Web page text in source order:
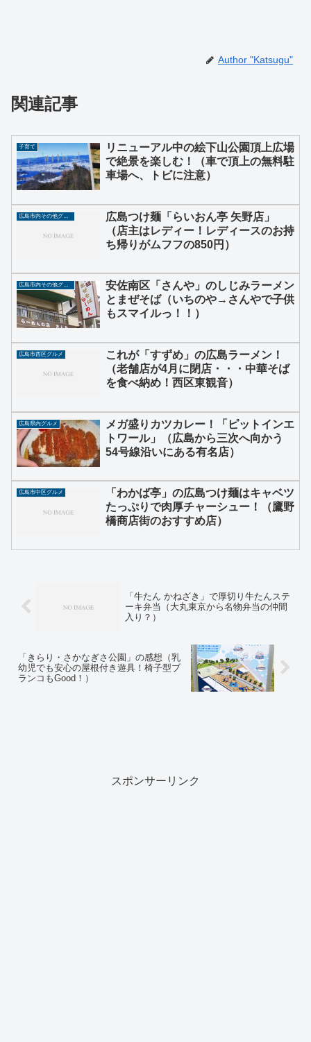
Author "Katsugu"
関連記事
子育て
リニューアル中の絵下山公園頂上広場
で絶景を楽しむ！（車で頂上の無料駐
車場へ、トビに注意）
広島つけ麺「らいおん亭 矢野店」
（店主はレディー！レディースのお持
ち帰りがムフフの850円）
広島市内その他グルメ
安佐南区「さんや」のしじみラーメン
とまぜそば（いちのや→さんやで子供
もスマイルっ！！）
広島市西区グルメ
これが「すずめ」の広島ラーメン！
（老舗店が4月に閉店・・・中華そば
を食べ納め！西区東観音）
広島県内グルメ
メガ盛りカツカレー！「ピットインエ
トワール」（広島から三次へ向かう
54号線沿いにある有名店）
広島市中区グルメ
「わかば亭」の広島つけ麺はキャベツ
たっぷりで肉厚チャーシュー！（鷹野
橋商店街のおすすめ店）
「牛たん かねざき」で厚切り牛たんステ
ーキ弁当（大丸東京から名物弁当の仲間
入り？）
「きらり・さかなぎさ公園」の感想（乳
幼児でも安心の屋根付き遊具！椅子型ブ
ランコもGood！）
スポンサーリンク